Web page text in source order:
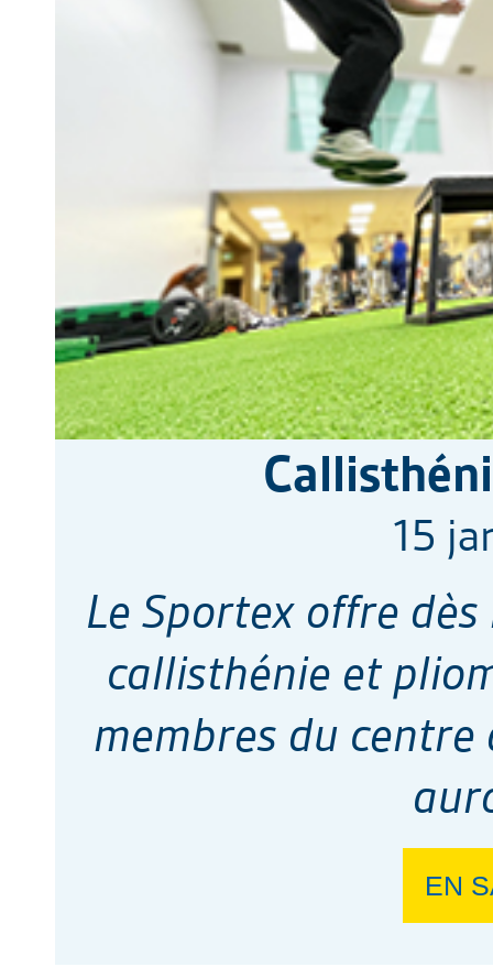
15
Le Sportex offre
callisthénie et
membres du centre
EN